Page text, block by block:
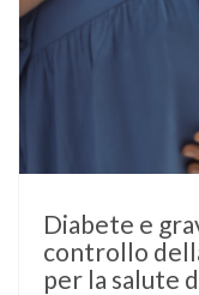
Diabete e
controllo
per la salute